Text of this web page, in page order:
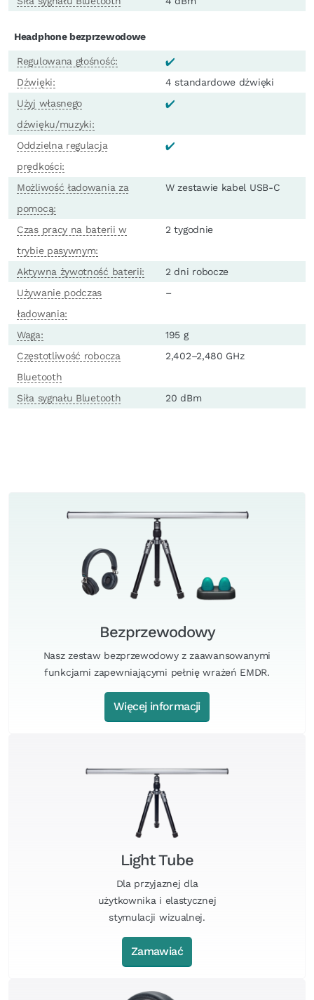
Headphone bezprzewodowe
Regulowana głośność:
Dźwięki:
4 standardowe dźwięki
Użyj własnego
dźwięku/muzyki:
Oddzielna regulacja
prędkości:
Możliwość ładowania za
pomocą:
W zestawie kabel USB-C
Czas pracy na baterii w
trybie pasywnym:
2 tygodnie
Aktywna żywotność baterii:
2 dni robocze
Używanie podczas
ładowania:
–
Waga:
195 g
Częstotliwość robocza
Bluetooth
2,402–2,480 GHz
Siła sygnału Bluetooth 20 dBm
Bezprzewodowy
Nasz zestaw bezprzewodowy z zaawansowanymi
funkcjami zapewniającymi pełnię wrażeń EMDR.
Więcej informacji
Light Tube
Dla przyjaznej dla
użytkownika i elastycznej
stymulacji wizualnej.
Zamawiać